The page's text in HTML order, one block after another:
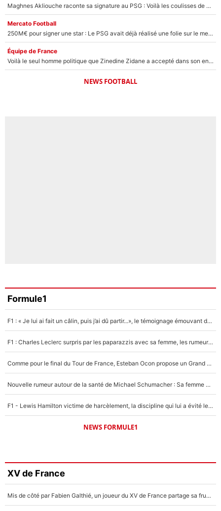
Maghnes Akliouche raconte sa signature au PSG : Voilà les coulisses de son transfert de rêve à 50M€
Mercato Football
250M€ pour signer une star : Le PSG avait déjà réalisé une folie sur le mercato bien avant Neymar !
Équipe de France
Voilà le seul homme politique que Zinedine Zidane a accepté dans son entourage : «Je garde un très bon souvenir de lui»
NEWS FOOTBALL
Formule1
F1 : « Je lui ai fait un câlin, puis j’ai dû partir...», le témoignage émouvant de Max Verstappen sur sa fille
F1 : Charles Leclerc surpris par les paparazzis avec sa femme, les rumeurs étaient vraies !
Comme pour le final du Tour de France, Esteban Ocon propose un Grand Prix de Formule 1 à Paris : «Autour de l’Arc de Triomphe, ce serait génial» !
Nouvelle rumeur autour de la santé de Michael Schumacher : Sa femme Corinna sort du silence
F1 - Lewis Hamilton victime de harcèlement, la discipline qui lui a évité le pire : «J'aurais probablement mal tourné»
NEWS FORMULE1
XV de France
Mis de côté par Fabien Galthié, un joueur du XV de France partage sa frustration : «ils ne me l’ont pas dit tout de suite»